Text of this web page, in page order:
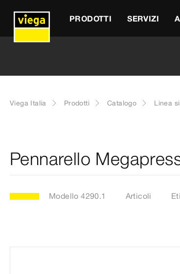
PRODOTTI SERVIZI
Viega Italia Prodotti Catalogo Linea
Pennarello
Modello 4290.1 Articoli